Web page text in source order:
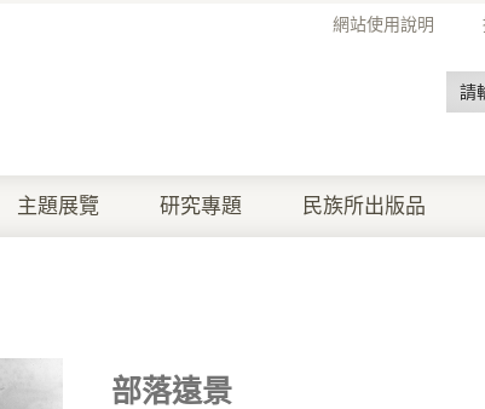
網站使用說明
主題展覽 研究專題 民族所出版品
部落遠景